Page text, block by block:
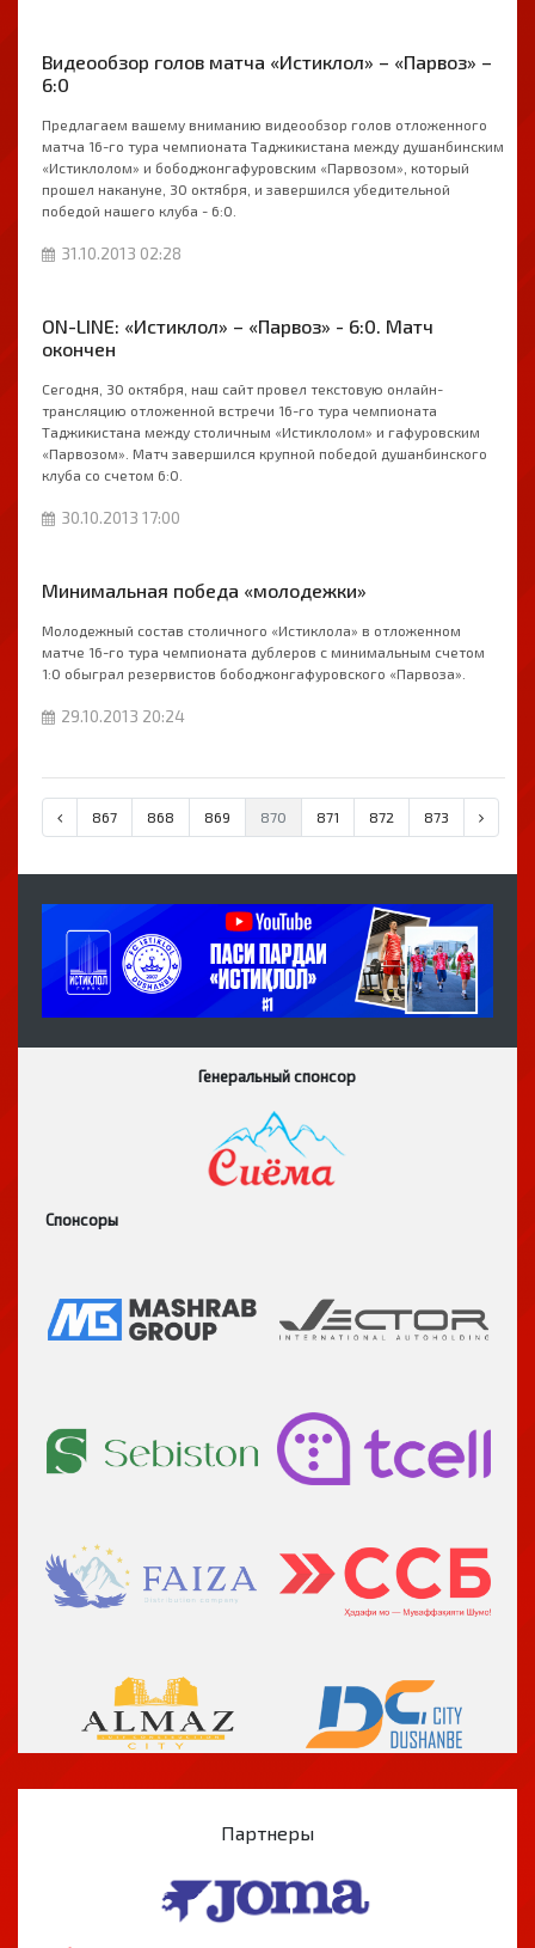
Видеообзор голов матча «Истиклол» – «Парвоз» –
6:0
Предлагаем вашему вниманию видеообзор голов отложенного
матча 16-го тура чемпионата Таджикистана между душанбинским
«Истиклолом» и бободжонгафуровским «Парвозом», который
прошел накануне, 30 октября, и завершился убедительной
победой нашего клуба - 6:0.
31.10.2013 02:28
ON-LINE: «Истиклол» – «Парвоз» - 6:0. Матч
окончен
Сегодня, 30 октября, наш сайт провел текстовую онлайн-
трансляцию отложенной встречи 16-го тура чемпионата
Таджикистана между столичным «Истиклолом» и гафуровским
«Парвозом». Матч завершился крупной победой душанбинского
клуба со счетом 6:0.
30.10.2013 17:00
Минимальная победа «молодежки»
Молодежный состав столичного «Истиклола» в отложенном
матче 16-го тура чемпионата дублеров с минимальным счетом
1:0 обыграл резервистов бободжонгафуровского «Парвоза».
29.10.2013 20:24
867 868 869 870 871 872 873
Генеральный спонсор
Спонсоры
Партнеры